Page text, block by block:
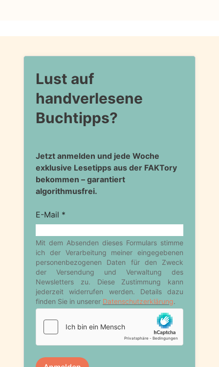
Lust auf
handverlesene
Buchtipps?